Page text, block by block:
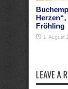
Fröhling
1. August
LEAVE A